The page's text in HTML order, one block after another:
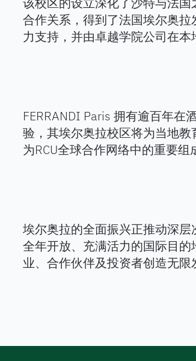
合作关系，得到了法国埃尔奥拉
力支持，并由卓越学院公司在本
FERRANDI Paris 拥有逾百年在
验，其埃尔奥拉校区将为当地
为RCU全球合作网络中的重要组
埃尔奥拉的全面振兴正推动深
全年开放、充满活力的国际目
业、合作伙伴及投资者创造无限